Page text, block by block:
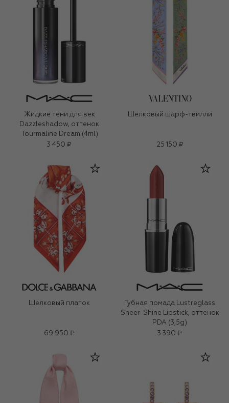
Жидкие тени для век
Dazzleshadow, оттенок
Tourmaline Dream (4ml)
3 450 ₽
Шелковый шарф-твилли
25 150 ₽
Шелковый платок
69 950 ₽
Губная помада Lustreglass
Sheer-Shine Lipstick, оттенок
PDA (3,5g)
3 390 ₽